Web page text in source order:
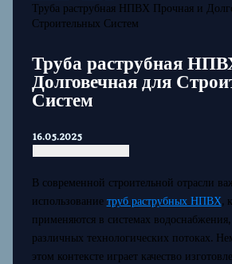
Труба раструбная НПВХ Прочная и
Строительных Систем
Труба раструбная
Долговечная для
Систем
16.05.2025
В современной строительной отрасли
использование труб раструбных НПВХ,
применяются в системах
различных технологических потоках.
этом контексте играет качество